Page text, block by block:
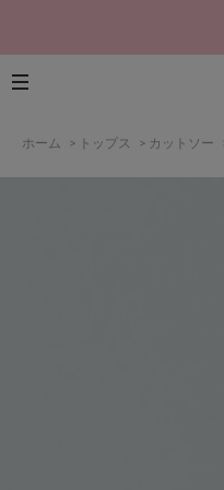
ホーム > トップス > カットソー